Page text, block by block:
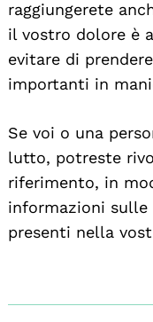
raggiungerete
il vostro dolore è
evitare di
importanti in
Se voi o una
lutto, potreste
riferimento, in
informazioni
presenti nella